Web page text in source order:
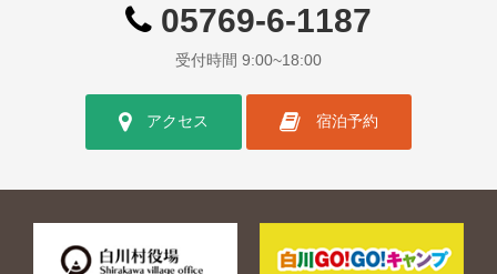
05769-6-1187
受付時間 9:00~18:00
アクセス 宿泊予約